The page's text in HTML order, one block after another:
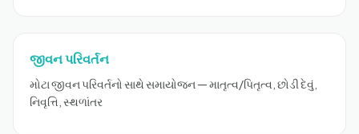
જીવન પરિવર્તન
મોટા જીવન પરિવર્તનો સાથે સમાયોજન — માતૃત્વ/પિતૃત્વ, છોડી દેવું,
નિવૃત્તિ, સ્થળાંતર